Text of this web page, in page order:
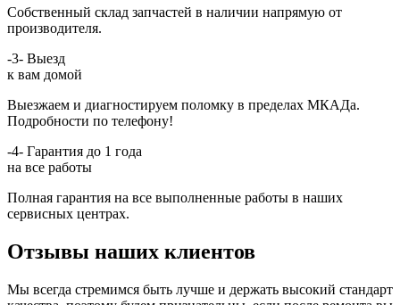
Собственный склад запчастей в наличии напрямую от
производителя.
-3- Выезд
к вам домой
Выезжаем и диагностируем поломку в пределах МКАДа.
Подробности по телефону!
-4- Гарантия до 1 года
на все работы
Полная гарантия на все выполненные работы в наших
сервисных центрах.
Отзывы наших клиентов
Мы всегда стремимся быть лучше и держать высокий стандарт